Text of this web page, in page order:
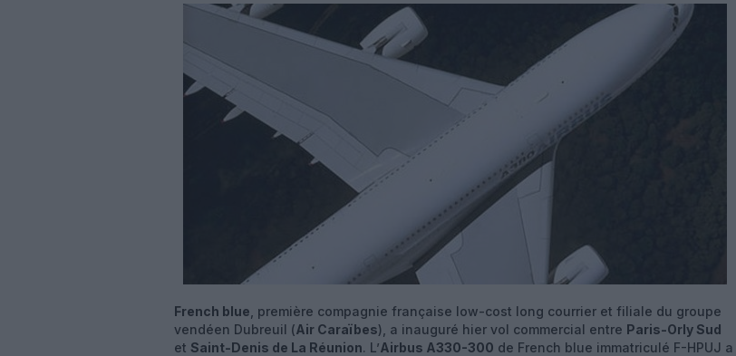
French blue , première compagnie française low-cost long courrier et filiale du groupe
vendéen Dubreuil (Air Caraïbes), a inauguré hier vol commercial entre Paris-Orly Sud
et Saint-Denis de La Réunion. L’Airbus A330-300 de French blue immatriculé F-HPUJ a